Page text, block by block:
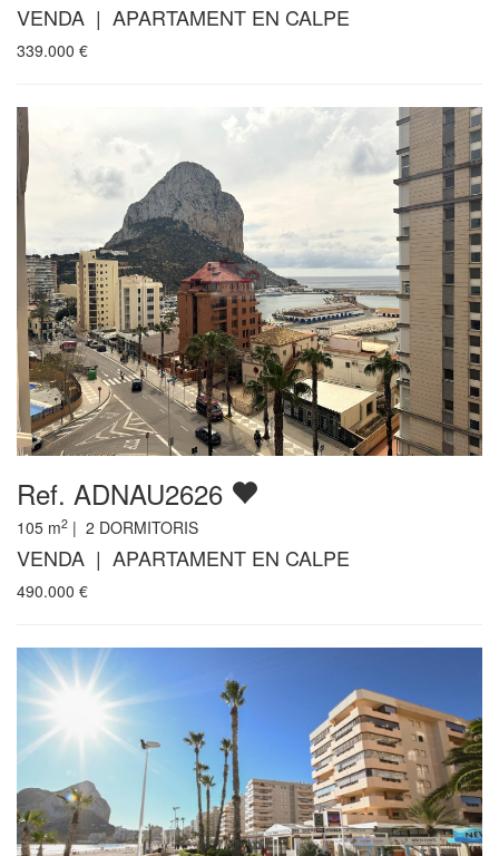
VENDA | APARTAMENT EN CALPE
339.000 €
Ref. ADNAU2626
105 m2 | 2 DORMITORIS
VENDA | APARTAMENT EN CALPE
490.000 €